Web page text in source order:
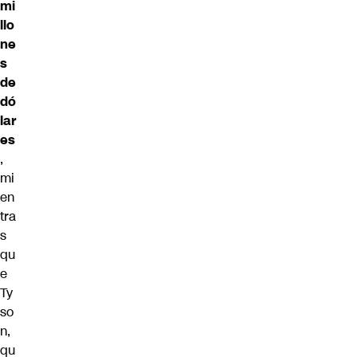
mi
llo
ne
s
de
dó
lar
es
,
mi
en
tra
s
qu
e
Ty
so
n,
qu